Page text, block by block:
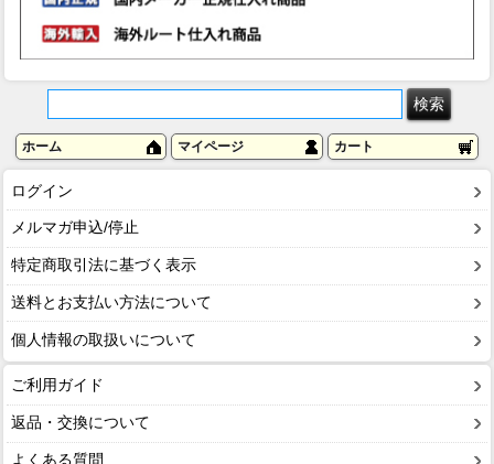
ホーム マイページ カート
ログイン
メルマガ申込/停止
特定商取引法に基づく表示
送料とお支払い方法について
個人情報の取扱いについて
ご利用ガイド
返品・交換について
よくある質問